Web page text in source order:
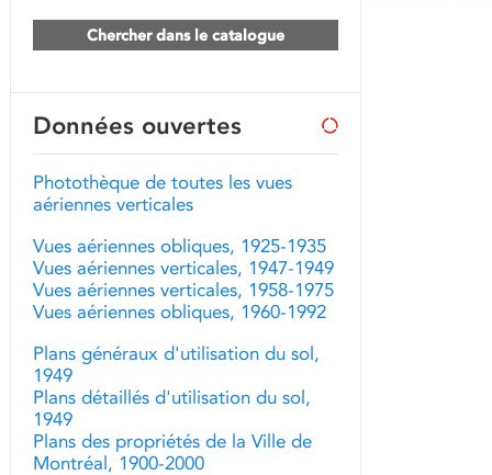
Chercher dans le catalogue
Données ouvertes
Photothèque de toutes les vues
aériennes verticales
Vues aériennes obliques, 1925-1935
Vues aériennes verticales, 1947-1949
Vues aériennes verticales, 1958-1975
Vues aériennes obliques, 1960-1992
Plans généraux d'utilisation du sol,
1949
Plans détaillés d'utilisation du sol,
1949
Plans des propriétés de la Ville de
Montréal, 1900-2000